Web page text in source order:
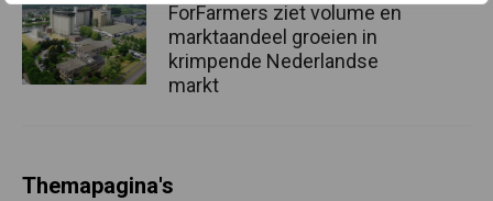
ForFarmers ziet volume en
marktaandeel groeien in
krimpende Nederlandse
markt
Themapagina's